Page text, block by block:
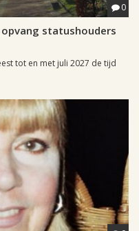
0
statushouders
tot en met juli 2027 de tijd